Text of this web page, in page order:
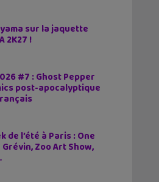
sur la jaquette
2K27 !
#7 : Ghost Pepper
post-apocalyptique
de l’été à Paris : One
Zoo Art Show,